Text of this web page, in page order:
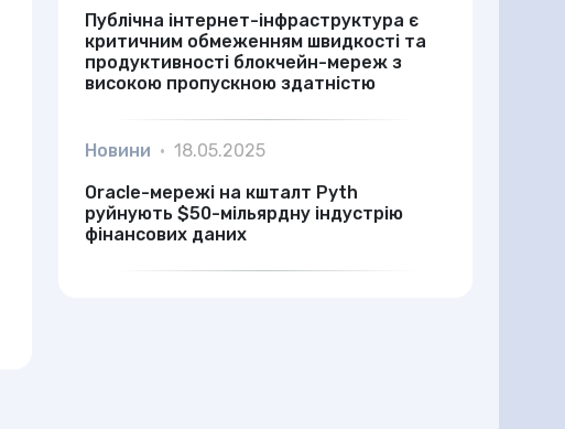
Публічна інтернет-інфраструктура є
критичним обмеженням швидкості та
продуктивності блокчейн-мереж з
високою пропускною здатністю
Новини • 18.05.2025
Oracle-мережі на кшталт Pyth
руйнують $50-мільярдну індустрію
фінансових даних